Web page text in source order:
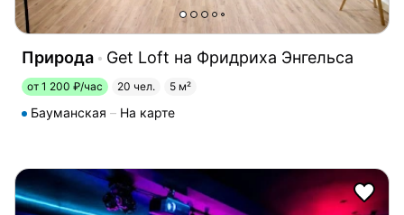
Природа Get Loft на Фридриха Энгельса
от 1 200 ₽/час 20 чел. 5 м²
Бауманская На карте